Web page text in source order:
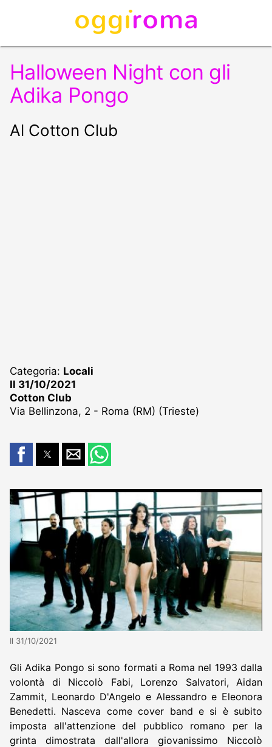
Halloween Night con gli
Adika Pongo
Al Cotton Club
Categoria: Locali
Il 31/10/2021
Cotton Club
Via Bellinzona, 2 - Roma (RM) (Trieste)
Il 31/10/2021
Gli Adika Pongo si sono formati a Roma nel 1993 dalla
volontà di Niccolò Fabi, Lorenzo Salvatori, Aidan
Zammit, Leonardo D'Angelo e Alessandro e Eleonora
Benedetti. Nasceva come cover band e si è subito
imposta all'attenzione del pubblico romano per la
grinta dimostrata dall'allora giovanissimo Niccolò